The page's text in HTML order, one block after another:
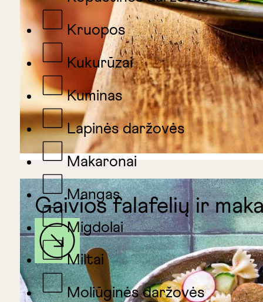
Kruopos
Kukurūzai
Kuminas
Lapinės daržovės
Makaronai
Mangas
Migdolai
Miltai
Moliūginės daržovės
Gaivios falafelių ir